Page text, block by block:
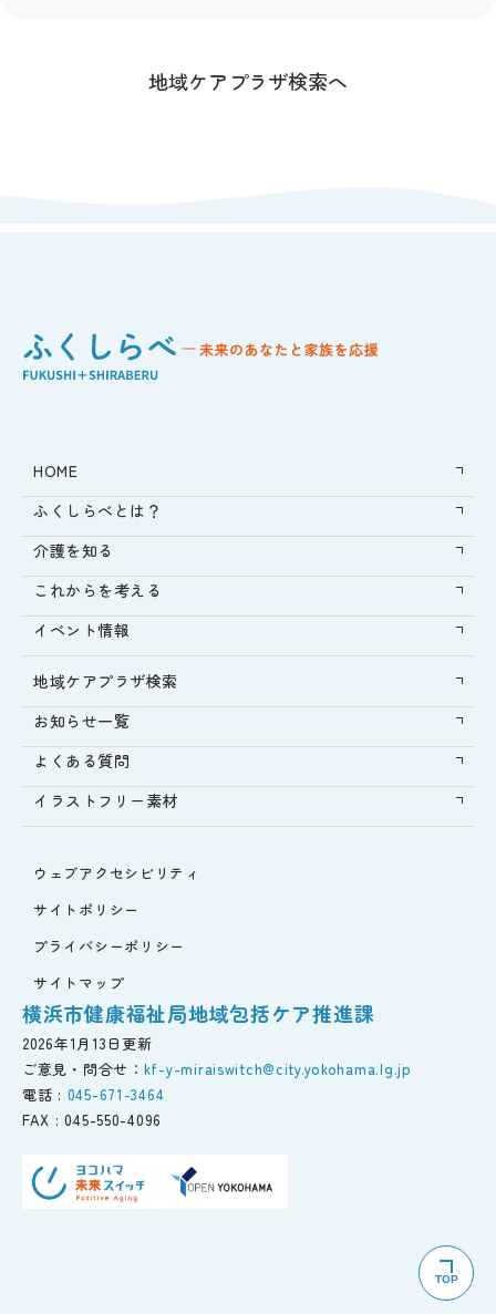
地域ケアプラザ検索へ
HOME
ふくしらべとは？
介護を知る
これからを考える
イベント情報
地域ケアプラザ検索
お知らせ一覧
よくある質問
イラストフリー素材
ウェブアクセシビリティ
サイトポリシー
プライバシーポリシー
サイトマップ
横浜市健康福祉局地域包括ケア推進課
2026年1月13日更新
ご意見・問合せ： kf-y-miraiswitch@city.yokohama.lg.jp
電話 : 045-671-3464
FAX : 045-550-4096
TOP